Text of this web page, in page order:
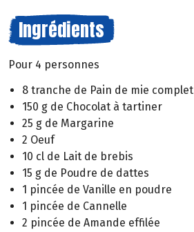
Ingrédients
Pour 4 personnes
8 tranche de Pain de mie complet
150 g de Chocolat à tartiner
25 g de Margarine
2 Oeuf
10 cl de Lait de brebis
15 g de Poudre de dattes
1 pincée de Vanille en poudre
1 pincée de Cannelle
2 pincée de Amande effilée